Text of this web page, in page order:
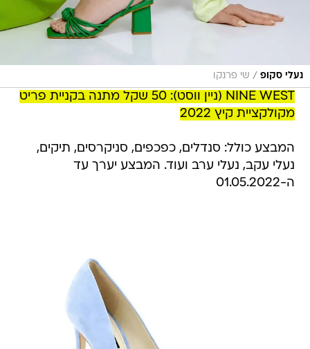
נעלי סקופ / שי פרנקו
NINE WEST (ניין ווסט): 50 שקל מתנה בקניית פריט
מקולקציית קיץ 2022
המבצע כולל: סנדלים, כפכפים, סניקרסים, תיקים,
נעלי עקב, נעלי ערב ועוד. המבצע יערך עד
ה-01.05.2022